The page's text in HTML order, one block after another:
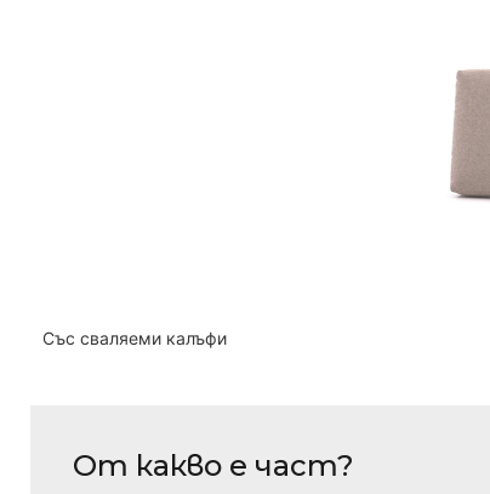
Със сваляеми калъфи
От какво е част?